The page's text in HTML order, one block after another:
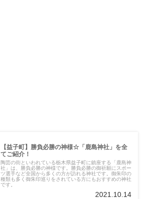
【益子町】勝負必勝の神様☆「鹿島神社」を全
てご紹介！
陶芸の街といわれている栃木県益子町に鎮座する「鹿島神
社」は、勝負必勝の神様です。勝負必勝の御祈願にスポー
ツ選手など全国から多くの方が訪れる神社です。御朱印の
種類も多く御朱印巡りをされている方にもおすすめの神社
です。
2021.10.14